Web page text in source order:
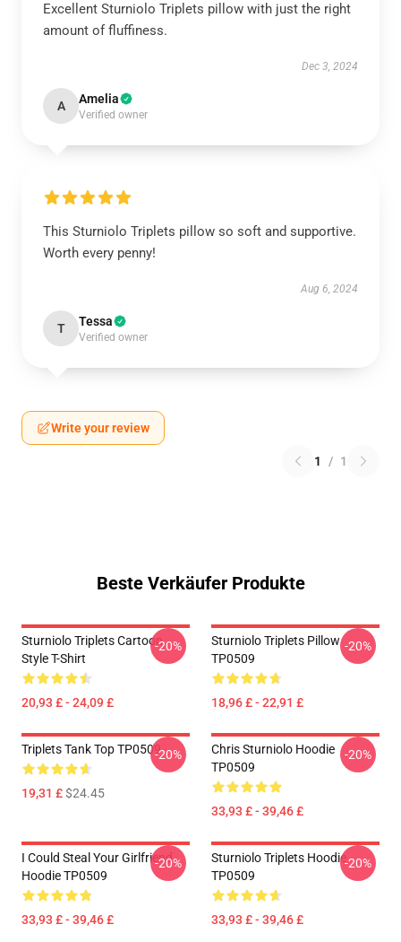
Excellent Sturniolo Triplets pillow with just the right
amount of fluffiness.
Dec 3, 2024
A Amelia
Verified owner
This Sturniolo Triplets pillow so soft and supportive.
Worth every penny!
Aug 6, 2024
T Tessa
Verified owner
Write your review
1 / 1
Beste Verkäufer Produkte
Sturniolo Triplets Cartoon
Style T-Shirt
20,93 £ - 24,09 £
-20%
Sturniolo Triplets Pillow
TP0509
18,96 £ - 22,91 £
-20%
Triplets Tank Top TP0509
19,31 £$24.45
-20%
Chris Sturniolo Hoodie
TP0509
33,93 £ - 39,46 £
-20%
I Could Steal Your Girlfriend
Hoodie TP0509
33,93 £ - 39,46 £
-20%
Sturniolo Triplets Hoodie
TP0509
33,93 £ - 39,46 £
-20%